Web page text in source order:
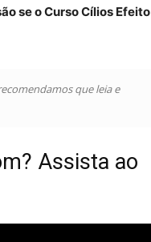
se o Curso Cílios Efeito
que leia e
Assista ao